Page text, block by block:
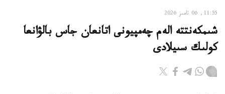
11:55, 06 تامىز 2026
شىمكەنتتە الەم چەمپيونى اتانعان جاس بالۋانعا
كولىك سىيلادى